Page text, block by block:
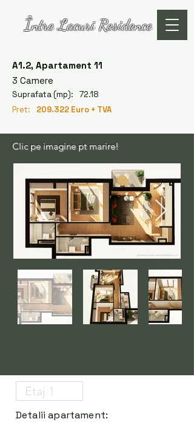
Între Lacuri Residence
A1.2, Apartament 11
3 Camere
Suprafata (mp):
72.18
Pret:
209.322 Euro + TVA
Clic pe imagine pt marire!
Detalii apartament: